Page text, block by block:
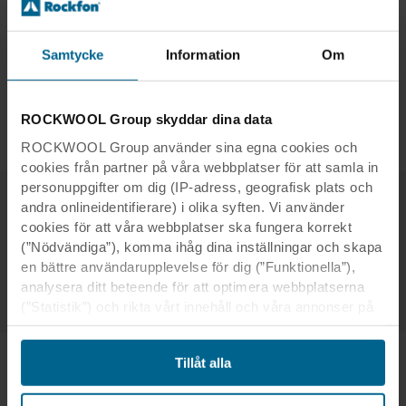
Samtycke Information Om
ROCKWOOL Group skyddar dina data
ROCKWOOL Group använder sina egna cookies och
cookies från partner på våra webbplatser för att samla in
personuppgifter om dig (IP-adress, geografisk plats och
andra onlineidentifierare) i olika syften. Vi använder
cookies för att våra webbplatser ska fungera korrekt
(”Nödvändiga”), komma ihåg dina inställningar och skapa
en bättre användarupplevelse för dig (”Funktionella”),
analysera ditt beteende för att optimera webbplatserna
sociala medier och externa webbplatser baserat på ditt
beteende på våra webbplatser (”Marknadsföring”).
Information om din användning av våra webbplatser kan
komma att lämnas ut till våra sociala medie-, reklam- och
Tillåt alla
känslan i rummen. Inte minst under
vintermånaderna i Skandinavien.
FÖRSÄLJNINGSCHEF, ROCKFON
Kontakt
Mia Jönerholm
E-mail